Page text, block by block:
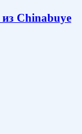
Chinabuye